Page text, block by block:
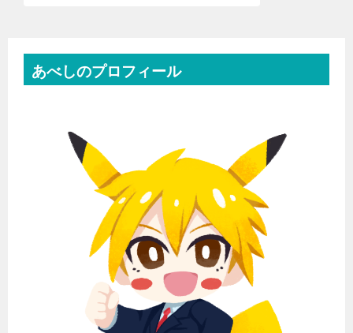
あべしのプロフィール